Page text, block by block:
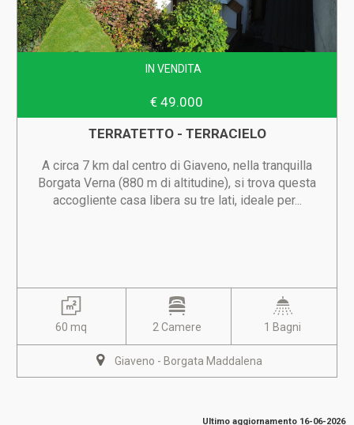
IN VENDITA
€ 49.000
TERRATETTO - TERRACIELO
A circa 7 km dal centro di Giaveno, nella tranquilla
Borgata Verna (880 m di altitudine), si trova questa
accogliente casa libera su tre lati, ideale per...
60 mq 2 Camere 1 Bagni
Giaveno - Borgata Maddalena
Ultimo aggiornamento 16-06-2026